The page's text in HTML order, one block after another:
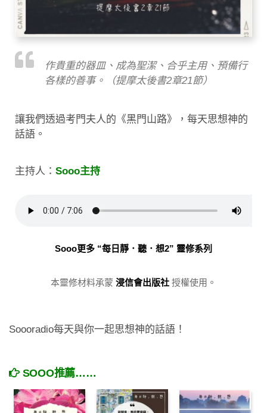
作貴重的器皿、成為聖潔、合乎主用、預備行
各樣的善事。（提摩太後書2章21節）
讓我們透過考門夫人的《黑門山路》，每天思想神的
話語。
主持人： Sooo主持
Sooo更多 “每日靜．聽．想2” 靈修系列
本靈修材料承蒙 浸信會出版社 授權使用。
Soooradio每天與你一起思想神的話語！
SOOO推薦……